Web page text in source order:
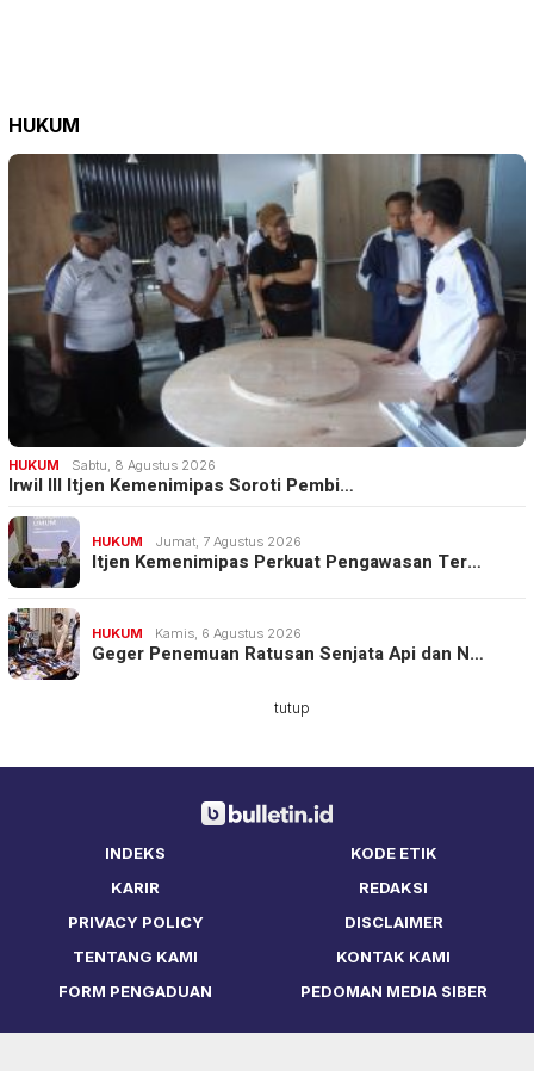
HUKUM
HUKUM Sabtu, 8 Agustus 2026
Irwil III Itjen Kemenimipas Soroti Pembi…
HUKUM Jumat, 7 Agustus 2026
Itjen Kemenimipas Perkuat Pengawasan Ter…
HUKUM Kamis, 6 Agustus 2026
Geger Penemuan Ratusan Senjata Api dan N…
INDEKS
KODE ETIK
KARIR
REDAKSI
PRIVACY POLICY
DISCLAIMER
TENTANG KAMI
KONTAK KAMI
FORM PENGADUAN
PEDOMAN MEDIA SIBER
tutup